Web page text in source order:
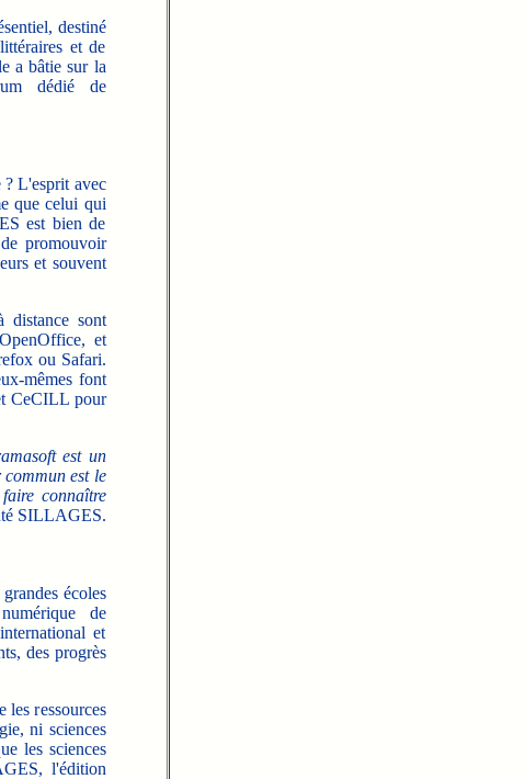
destiné
et de
a bâtie sur la
dédié de
? L'esprit avec
que celui qui
est bien de
promouvoir
et souvent
distance sont
et
ou Safari.
mêmes font
CeCILL pour
est un
est le
connaître
SILLAGES.
écoles
de
et
des progrès
ressources
ni sciences
les sciences
l'édition